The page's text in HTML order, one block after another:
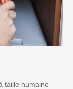
taille humaine